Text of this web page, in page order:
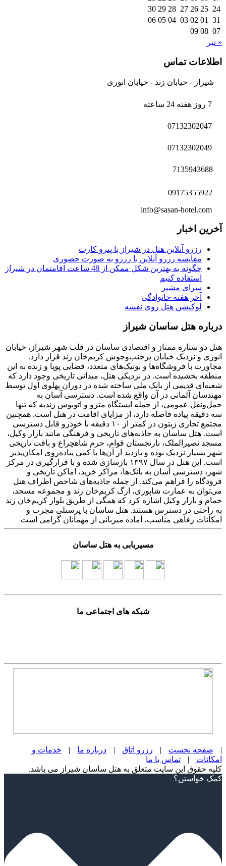
24
25
26
27
28
29
30
31
01
02
03
04
05
06
07
08
09
« تیر
اطلاعات تماس
شیراز - خیابان زند - خیابان انوری
آخرین اخبار
رزرو آنلاین هتل در شیراز با پترو کارت
مقایسه رزرو آنلاین با رزرو به صورت حضوری
چگونه به بهترین شکل ممکن از 48 ساعت اقامتمان در شیراز
استفاده کنیم
سرای مشیر
آخر هفته خانوادگی
لوکیشن هتل روی نقشه
درباره هتل ساسان شیراز
هتل دو ستاره ممتاز و اقتصادی ساسان در قلب شهر شیراز، خیابان
انوری و نزدیک خیابان پرجنب‌وجوش کریم‌خان زند قرار دارد.
مجاورت با فروشگاه‌ها و بوتیک‌های متعدد، فضایی پویا و زنده به این
منطقه بخشیده است. در نزدیکی هتل، میدانی تاریخی وجود دارد که
شعبه‌ای قدیمی از بانک ملی ساخته شده در دوران پهلوی اول توسط
مهندسان آلمانی در آن واقع شده است. دسترسی آسان به
حمل‌ونقل عمومی، از جمله ایستگاه مترو و اتوبوس زندیه که تنها
سه دقیقه پیاده فاصله دارد، از مزایای اقامت در هتل است. همچنین
مجتمع تجاری زیتون در کمتر از ۱۰ دقیقه با خودرو قابل دسترسی
است. هتل ساسان به جاذبه‌های تاریخی و فرهنگی مانند بازار وکیل،
مسجد نصیرالملک، نارنجستان قوام، حرم شاهچراغ و بافت تاریخی
شهر بسیار نزدیک بوده و بازدید از آن‌ها با کمی پیاده‌روی امکان‌پذیر
است. این هتل در سال ۱۳۹۷ بازسازی شده و با قرارگیری در مرکز
شهر، دسترسی آسان به بانک‌ها، مراکز خرید، اماکن تاریخی و
فرودگاه را فراهم می‌کند. از جمله جاذبه‌های شاخص اطراف هتل
می‌توان به عمارت شاپوری، ارگ کریم‌خان زند و مجموعه مسجد،
حمام و بازار وکیل اشاره کرد که همگی از طریق بلوار کریم‌خان زند
به راحتی در دسترس هستند. هتل ساسان با پرسنلی مجرب و
امکانات رفاهی مناسب، آماده میزبانی از مهمانان گرامی است
مسیربابی به هتل ساسان
شبکه های اجتماعی ما
| صفحه نخست | رزرو اتاق | درباره ما |
خدمات و
امکانات
| تماس با ما
|
کلیه حقوق این سایت متعلق به هتل ساسان شیراز می باشد.
Scroll
کمک خواستن؟